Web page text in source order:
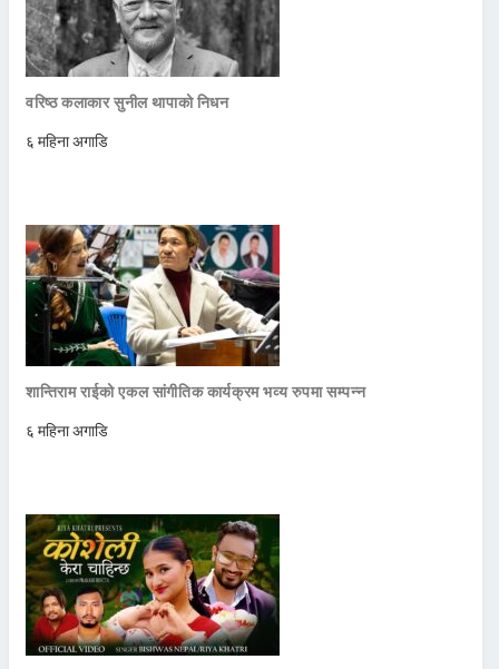
वरिष्ठ कलाकार सुनील थापाको निधन
६ महिना अगाडि
शान्तिराम राईको एकल सांगीतिक कार्यक्रम भव्य रुपमा सम्पन्न
६ महिना अगाडि